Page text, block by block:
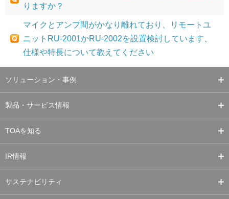
りますか？
マイクとアンプ間がかなり離れており、リモートユ
ニットRU-2001かRU-2002を設置検討しています、
仕様や特長について教えてください
ソリューション・事例
製品・サービス情報
TOAを知る
IR情報
サステナビリティ